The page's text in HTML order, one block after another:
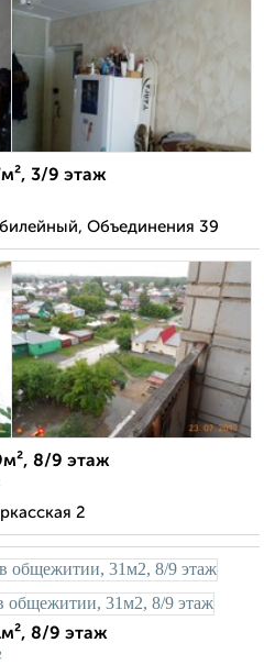
3/9 этаж
Объединения 39
8/9 этаж
2
8/9 этаж